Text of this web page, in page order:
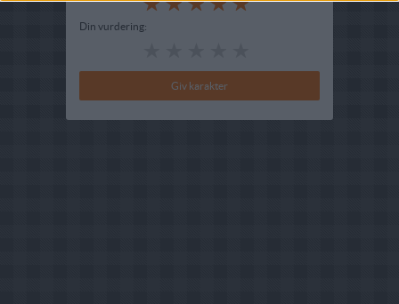
Din vurdering: